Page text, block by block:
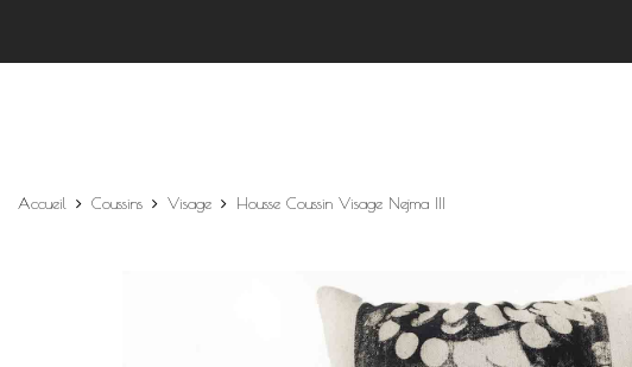
Accueil Coussins Visage Housse Coussin Visage Nejma III